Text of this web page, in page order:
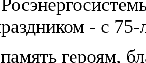
- с
героям,